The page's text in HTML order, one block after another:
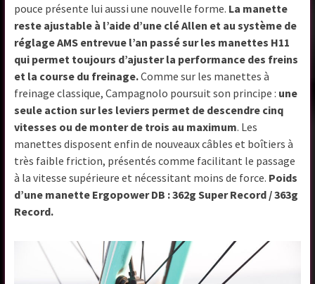
pouce présente lui aussi une nouvelle forme. La manette
reste ajustable à l’aide d’une clé Allen et au système de
réglage AMS entrevue l’an passé sur les manettes H11
qui permet toujours d’ajuster la performance des freins
et la course du freinage.Comme sur les manettes à
freinage classique, Campagnolo poursuit son principe : une
seule action sur les leviers permet de descendre cinq
vitesses ou de monter de trois au maximum. Les
manettes disposent enfin de nouveaux câbles et boîtiers à
très faible friction, présentés comme facilitant le passage
à la vitesse supérieure et nécessitant moins de force. Poids
d’une manette Ergopower DB : 362g Super Record / 363g
Record.